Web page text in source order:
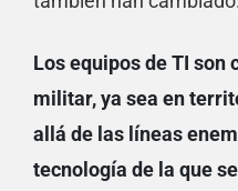
Los equipos de TI son
militar, ya sea en
allá de las líneas
tecnología de la que